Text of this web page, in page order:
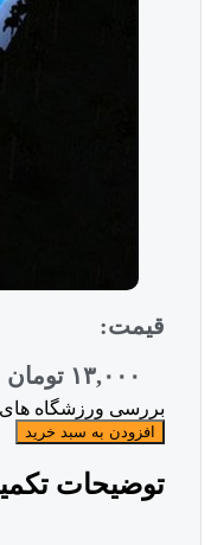
قیمت:
۱۳,۰۰۰ تومان
بررسی ورزشگاه های
افزودن به سبد خرید
توضیحات